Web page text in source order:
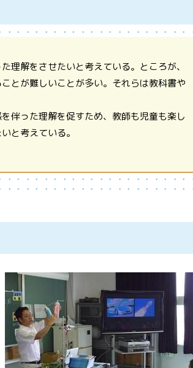
理解をさせたいと考えている。ところが、
とが難しいことが多い。それらは教科書や
伴った理解を促すため、教師も児童も楽し
と考えている。